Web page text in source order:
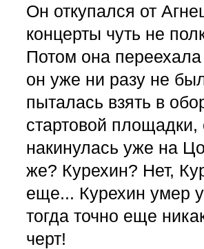
Он откупался от
концерты чуть не
Потом она
он уже ни разу не
пыталась взять в
стартовой площадки,
накинулась уже на
же? Курехин? Нет,
еще... Курехин умер
тогда точно еще
черт!